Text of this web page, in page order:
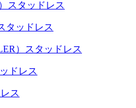
スタッドレス
タッドレス
）スタッドレス
ドレス
ス